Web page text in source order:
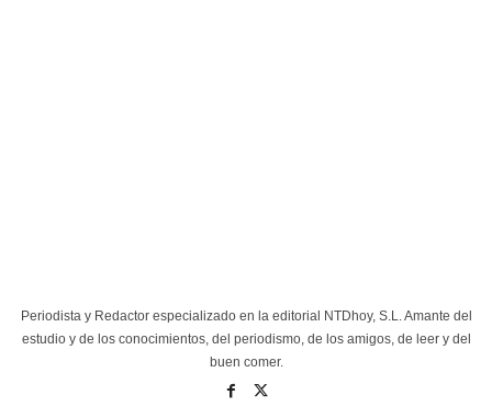
Periodista y Redactor especializado en la editorial NTDhoy, S.L. Amante del
estudio y de los conocimientos, del periodismo, de los amigos, de leer y del
buen comer.